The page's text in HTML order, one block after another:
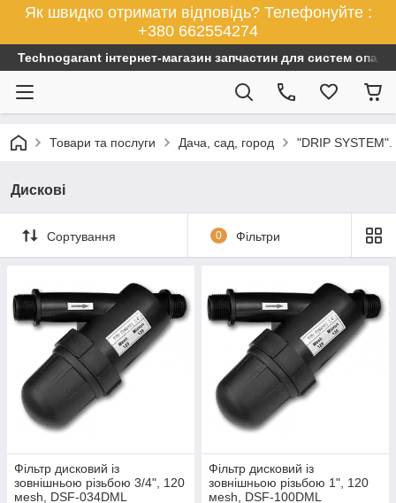
Як швидко отримати відповідь? Телефонуйте :
+380 662554274
Technogarant інтернет-магазин запчастин для систем
Товари та послуги Дача, сад, город "DRIP
Дискові
Сортування 0 Фільтри
Фільтр дисковий із
зовнішньою різьбою 3/4", 120
мesh, DSF-034DML
Фільтр дисковий із
зовнішньою різьбою 1", 120
мesh, DSF-100DML